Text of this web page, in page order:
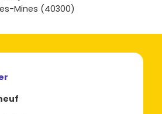
des clés, en toute confiance.
Mines (40300)